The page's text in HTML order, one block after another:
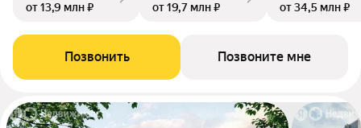
от 13,9 млн ₽
от 19,7 млн ₽
от 34,5 млн ₽
Позвонить Позвоните мне